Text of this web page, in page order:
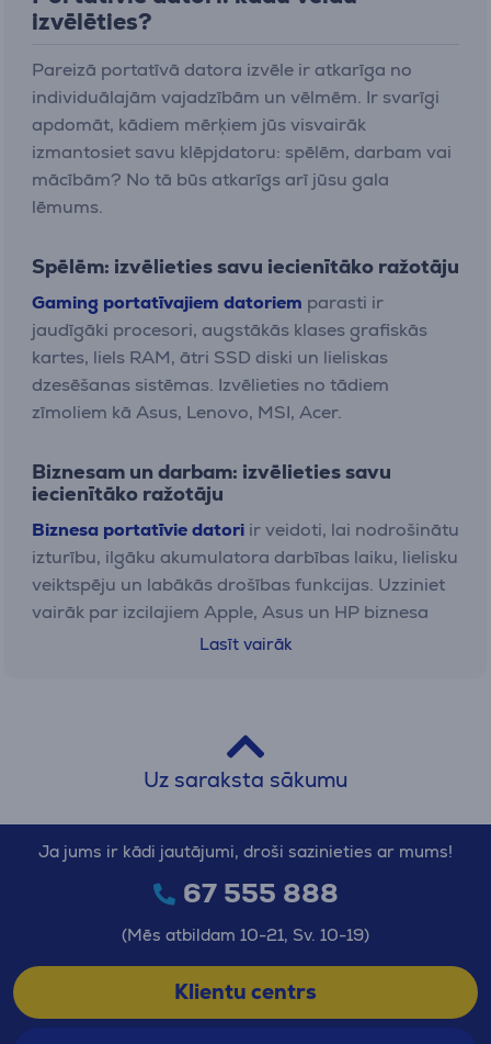
izvēlēties?
Pareizā portatīvā datora izvēle ir atkarīga no
individuālajām vajadzībām un vēlmēm. Ir svarīgi
apdomāt, kādiem mērķiem jūs visvairāk
izmantosiet savu klēpjdatoru: spēlēm, darbam vai
mācībām? No tā būs atkarīgs arī jūsu gala
lēmums.
Spēlēm: izvēlieties savu iecienītāko ražotāju
Gaming portatīvajiem datoriem parasti ir
jaudīgāki procesori, augstākās klases grafiskās
kartes, liels RAM, ātri SSD diski un lieliskas
dzesēšanas sistēmas. Izvēlieties no tādiem
zīmoliem kā Asus, Lenovo, MSI, Acer.
Biznesam un darbam: izvēlieties savu
iecienītāko ražotāju
Biznesa portatīvie datori ir veidoti, lai nodrošinātu
izturību, ilgāku akumulatora darbības laiku, lielisku
veiktspēju un labākās drošības funkcijas. Uzziniet
vairāk par izcilajiem Apple, Asus un HP biznesa
Portatīviem mācību datoriem
vieglākiem un kompaktākiem, ar ilgu akumulatora
dažādus zīmolus mācībām vai studijām: Apple,
Lenovo, Asus, Acer, HP.
Pērkot portatīvo datoru, ir vērts padomāt arī par
Lasīt vairāk
Uz saraksta sākumu
Ja jums ir kādi jautājumi, droši sazinieties ar mums!
67 555 888
(Mēs atbildam 10-21, Sv. 10-19)
Klientu centrs